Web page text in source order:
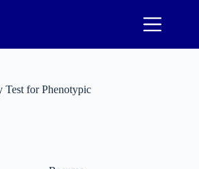
Test for Phenotypic